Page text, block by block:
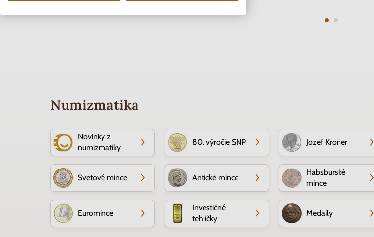
Numizmatika
Novinky z
numizmatiky
80. výročie SNP Jozef Kroner
Svetové mince Antické mince
Habsburské
mince
Euromince
Investičné
tehličky
Medaily